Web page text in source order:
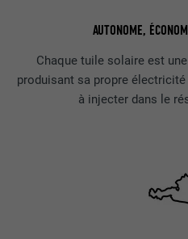
AUTONOME,
Chaque tuile solaire est
produisant sa propre
à injecter dans le